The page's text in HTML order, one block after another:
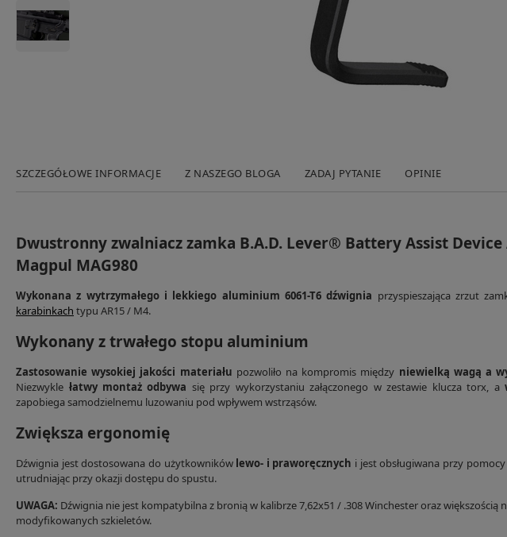
SZCZEGÓŁOWE INFORMACJE Z NASZEGO BLOGA ZADAJ PYTANIE OPINIE
Dwustronny zwalniacz zamka B.A.D. Lever® Battery Assist Device
Magpul MAG980
Wykonana z wytrzymałego i lekkiego aluminium 6061-T6 dźwignia przyspieszająca zrzut
karabinkach typu AR15 / M4.
Wykonany z trwałego stopu aluminium
Zastosowanie wysokiej jakości materiału pozwoliło na kompromis między niewielką wagą a
Niezwykle łatwy montaż odbywa się przy wykorzystaniu załączonego w zestawie klucza torx, a
zapobiega samodzielnemu luzowaniu pod wpływem wstrząsów.
Zwiększa ergonomię
Dźwignia jest dostosowana do użytkowników lewo- i praworęcznych i jest obsługiwana przy
utrudniając przy okazji dostępu do spustu.
UWAGA: Dźwignia nie jest kompatybilna z bronią w kalibrze 7,62x51 / .308 Winchester oraz większością
modyfikowanych szkieletów.